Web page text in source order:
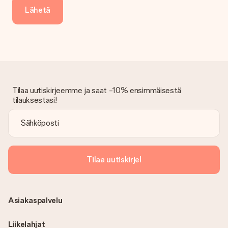
Lähetä
Tilaa uutiskirjeemme ja saat -10% ensimmäisestä
tilauksestasi!
Tilaa uutiskirje!
Asiakaspalvelu
Liikelahjat